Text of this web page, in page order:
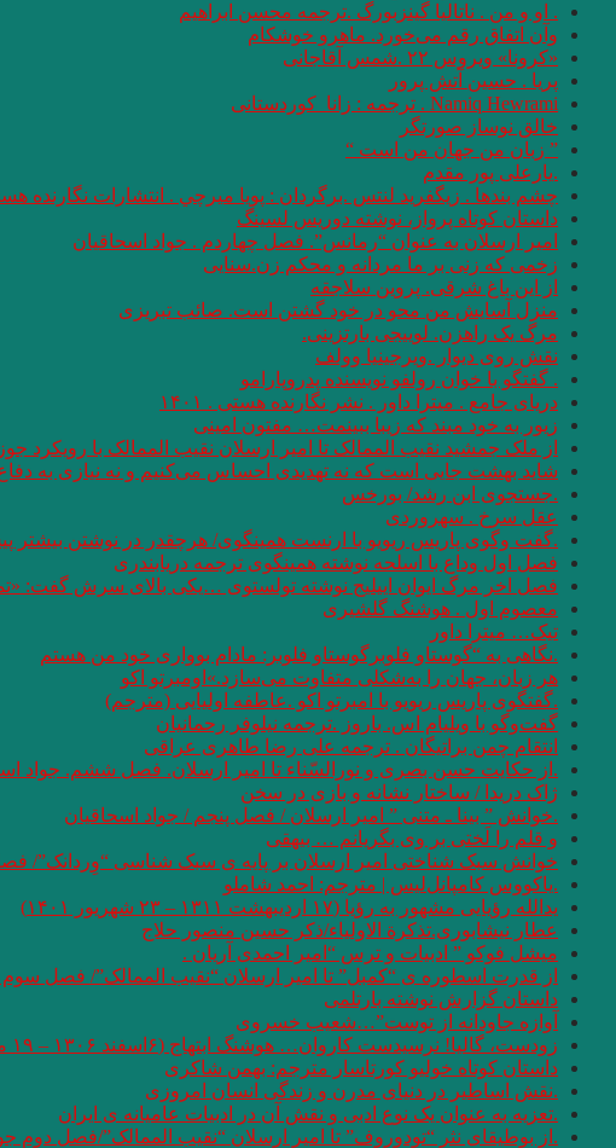
. او و من . ناتالیا گینزبورگ .ترجمه محسن ابراهیم
وآن اتفاق رقم می‌خورد. ماهرو خوشکام
«کرونا» ویروس ۲۲ .شمس آقاجانی
پریا . حسین آتش پرور
Namiq Hewrami . ترجمه : زانا_کوردستانی
خالق نوساز صورتگر
” زبان من جهان من است “
.یارعلی پور مقدم
چشم بندها . زیگفرید لنتس .برگردان : پويا ميرچي . انتشارات نگارنده
داستان کوتاه پرواز، نوشته دوریس لسینگ
امیر ارسلان به عنوان “رمانس”. فصل چهاردم . جواد اسحاقیان
زخمی که زنی بر ما مردانه و محکم زن.سنایی
از این باغ شرقی. پروین سلاجقه
منزل آسایش من محو در خود گشتن است. صائب تبریزی
مرگ یک راهزن. لوییجی بارتزینی.
نقش روی دیوار .ویرجینیا وولف
. گفتگو با خوان رولفو نویسنده پدروپارامو
دریای جامع . میترا داور . نشر نگارنده هستی . ۱۴۰۱
زیور به خود مبند که زیبا ببینمت… مفتون امینی
از ملک جمشید نقیب الممالک تا امیر ارسلان نقیب الممالک با
شاید بهشت جایی است که نه تهدیدی احساس می‌کنیم و نه نیازی به
.جستجوی ابن رشد/ بورخس
عقل سرخ . سهروردی
.گفت وگوی پاریس ریویو با ارنست همینگوی/ هرچقدر در نوشتن بیشتر
فصل اول وداع با اسلحه نوشته همینگوی ترجمه دریابندری
فصل اخر مرگ ایوان اییلیج نوشته تولستوی …یکی بالای سرش گفت:
معصوم اول . هوشنگ گلشیری
تیک… میترا داور
.نگاهی به “گوستاو فلوبرگوستاو فلوبر: مادام بوواری خود من هستم
هر زبان، جهان را به‌شکلی متفاوت می‌سازد.»اومبرتو اکو
.گفتگوی پاریس ریویو با امبرتو اکو .عاطفه اولیایی (مترجم)
گفت‌وگو با ویلیام اس. باروز .ترجمه نیلوفر رحمانیان
انتقام چمن براتیگان . ترجمه علی رضا طاهری عراقی
.از حکایت حسن بصری و نورالسّناء تا امیر ارسلان. فصل ششم. جواد
ژاک دریدا / ساختار نشانه و بازی در سخن
.خوانش ” بینا ـ متنی ” امیر ارسلان / فصل پنجم / جواد اسحاقیان
و قلم را لَختی بر وی بگریانم … بیهقی
خوانش سبک شناختی امیر ارسلان بر پایه ی سبک شناسی “وِردانک”/
.یاکووس کامپانل‌لیس | مترجم: ‌احمد شاملو
یدالله رؤیایی مشهور به رؤیا (۱۷ اردیبهشت ۱۳۱۱ – ۲۳ شهریور ۱۴۰۱)
عطار نیشابوری.تذکرة الاولیاء/ذکر حسین منصور حلاج
میشل فوکو ” ادبیات و ترس “امیر احمدی آریان .
از قدرت اسطوره ی “کمبل” تا امیر ارسلان “نقیب الممالک”/ فصل سوم
داستان گزارش نوشته بارتلمی
آوازه جاودانه از توست”…شعیب خسروی
زودست، گالیا! نرسیدست کاروان… هوشنگ ابتهاج (۶اسفند ۱۳۰۶ – ۱۹ مرداد ۱۴۰۱)
داستان کوتاه خولیو کورتاسار مترجم: بهمن شاکری
.نقش اساطیر در دنیای مدرن و زندگی انسان امروزی
.تعزیه به عنوان یک نوع ادبی و نقش آن در ادبیات عامیانه ی ایران
.از بوطیقای نثر “تودوروف” تا امیر ارسلان “نقیب الممالک”/فصل دوم